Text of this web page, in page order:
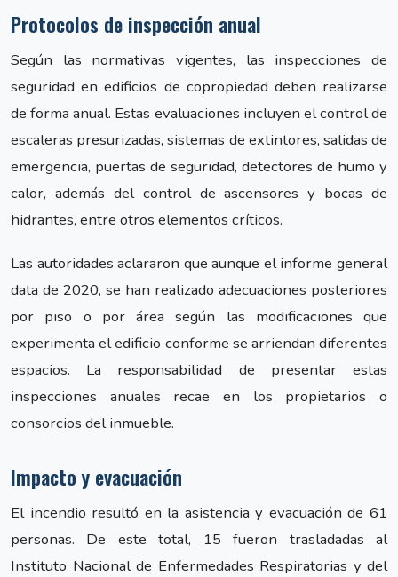
Protocolos de inspección anual
Según las normativas vigentes, las inspecciones de
seguridad en edificios de copropiedad deben realizarse
de forma anual. Estas evaluaciones incluyen el control de
escaleras presurizadas, sistemas de extintores, salidas de
emergencia, puertas de seguridad, detectores de humo y
calor, además del control de ascensores y bocas de
hidrantes, entre otros elementos críticos.
Las autoridades aclararon que aunque el informe general
data de 2020, se han realizado adecuaciones posteriores
por piso o por área según las modificaciones que
experimenta el edificio conforme se arriendan diferentes
espacios. La responsabilidad de presentar estas
inspecciones anuales recae en los propietarios o
consorcios del inmueble.
Impacto y evacuación
El incendio resultó en la asistencia y evacuación de 61
personas. De este total, 15 fueron trasladadas al
Instituto Nacional de Enfermedades Respiratorias y del